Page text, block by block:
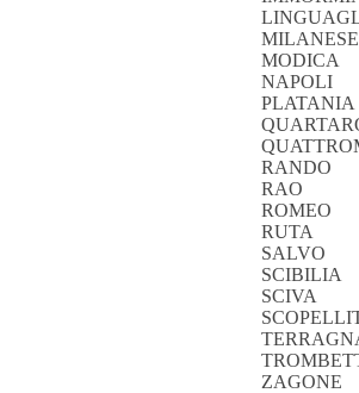
MILANESE
MODICA
NAPOLI
PLATANIA
RANDO
RAO
ROMEO
RUTA
SALVO
SCIBILIA
SCIVA
ZAGONE